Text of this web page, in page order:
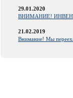
29.01.2020
ВНИМАНИЕ!
21.02.2019
Внимание! Мы